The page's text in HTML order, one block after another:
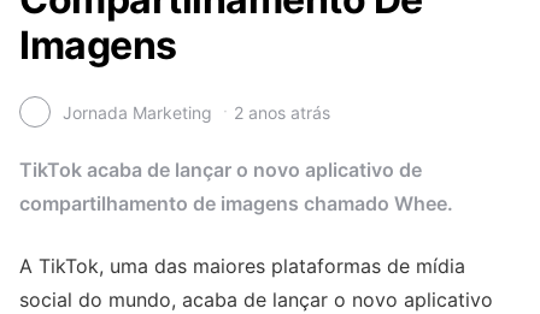
Imagens
Jornada Marketing 2 anos atrás
TikTok acaba de lançar o novo aplicativo de
compartilhamento de imagens chamado Whee.
A TikTok, uma das maiores plataformas de mídia
social do mundo, acaba de lançar o novo aplicativo